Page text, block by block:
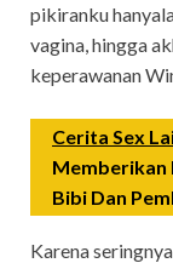
pikiranku
vagina, hingga
keperawanan
Cerita Sex
Memberikan
Bibi Dan
Karena